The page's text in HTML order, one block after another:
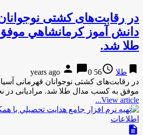
در رقابت‌های کشتی
دانش آموز كرمانشاهي
طلا شد.
bookmark طلا access_time
56 years ago
person chat_bubble0
در رقابت‌های کشتی نوجوانان قهرمانی
موفق به کسب مدال طلا شد. مرادیانی در
View article...
description